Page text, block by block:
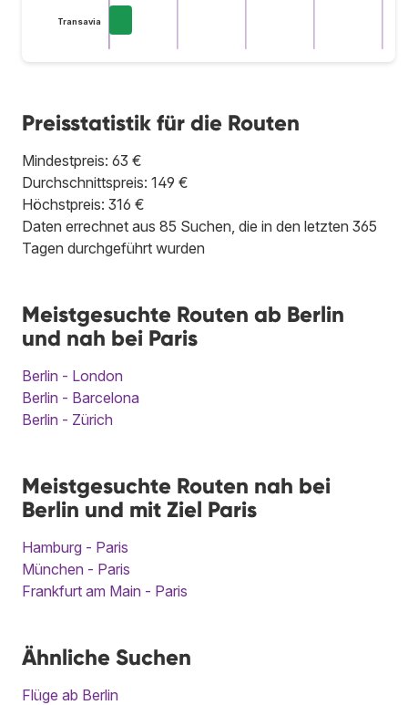
Transavia
Preisstatistik für die Routen
Mindestpreis: 63 €
Durchschnittspreis: 149 €
Höchstpreis: 316 €
Daten errechnet aus 85 Suchen, die in den letzten 365
Tagen durchgeführt wurden
Meistgesuchte Routen ab Berlin
und nah bei Paris
Berlin - London
Berlin - Barcelona
Berlin - Zürich
Meistgesuchte Routen nah bei
Berlin und mit Ziel Paris
Hamburg - Paris
München - Paris
Frankfurt am Main - Paris
Ähnliche Suchen
Flüge ab Berlin